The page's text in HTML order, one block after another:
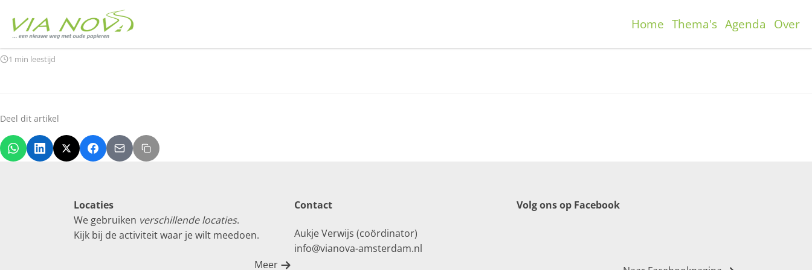
Home Thema's Agenda Over
Home In den beginne
In den beginne
1 min leestijd
Deel dit artikel
Locaties
We gebruiken verschillende locaties.
Kijk bij de activiteit waar je wilt meedoen.
Meer
Contact
Aukje Verwijs (coördinator)
info@vianova-amsterdam.nl
Volg ons op Facebook